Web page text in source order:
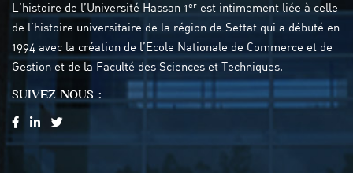
L’histoire de l’Université Hassan 1er est intimement liée à celle
de l’histoire universitaire de la région de Settat qui a débuté en
1994 avec la création de l’Ecole Nationale de Commerce et de
Gestion et de la Faculté des Sciences et Techniques.
SUIVEZ NOUS :